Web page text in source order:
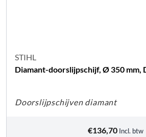
STIHL
Diamant-doorslijpschijf, Ø 350 mm,
Doorslijpschijven diamant
€136,70 Incl. btw